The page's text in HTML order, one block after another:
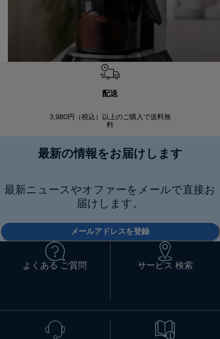
配送
3,980円（税込）以上のご購入で送料無
料
最新の情報をお届けします
最新ニュースやオファーをメールで直接お
届けします。
メールアドレスを登録
よくある ご質問 サービス 検索